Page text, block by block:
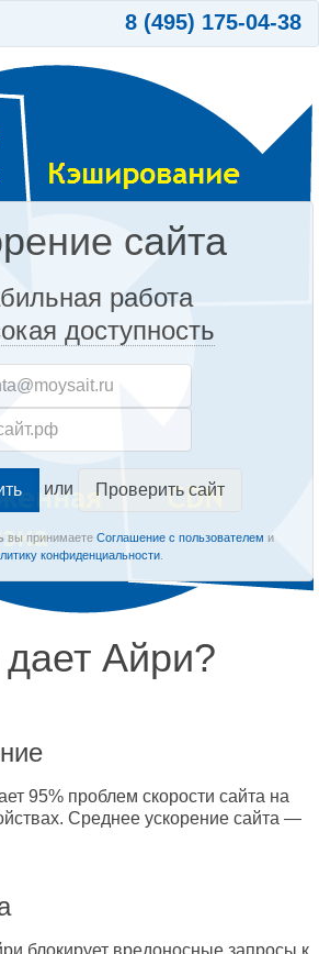
8 (495) 175-04-38
сайта
работа
доступность
или Проверить сайт
вы принимаете Соглашение с пользователем и
конфиденциальности.
Айри?
95% проблем скорости сайта на
Среднее ускорение сайта —
блокирует вредоносные запросы к